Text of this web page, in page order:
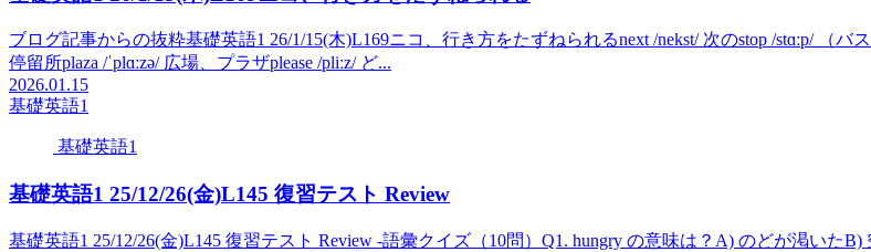
ブログ記事からの抜粋基礎英語1 26/1/15(木)L169ニコ、行き方をたずねられるnext /nekst/ 次のstop /stɑːp/ （バス
停留所plaza /ˈplɑːzə/ 広場、プラザplease /pliːz/ ど...
2026.01.15
基礎英語1
基礎英語1
基礎英語1 25/12/26(金)L145 復習テスト Review
基礎英語1 25/12/26(金)L145 復習テスト Review -語彙クイズ（10問）Q1. hungry の意味は？A) のどが渇いたB)